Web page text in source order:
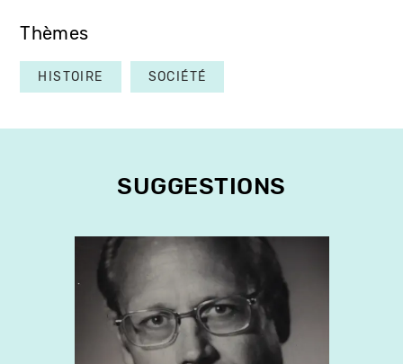
Thèmes
HISTOIRE SOCIÉTÉ
SUGGESTIONS